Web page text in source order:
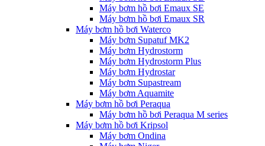
Máy bơm hồ bơi Emaux SE
Máy bơm hồ bơi Emaux SR
Máy bơm hồ bơi Waterco
Máy bơm Supatuf MK2
Máy bơm Hydrostorm
Máy bơm Hydrostorm Plus
Máy bơm Hydrostar
Máy bơm Supastream
Máy bơm Aquamite
Máy bơm hồ bơi Peraqua
Máy bơm hồ bơi Peraqua M series
Máy bơm hồ bơi Kripsol
Máy bơm Ondina